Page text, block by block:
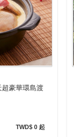
超豪華環島渡
TWD$ 0 起